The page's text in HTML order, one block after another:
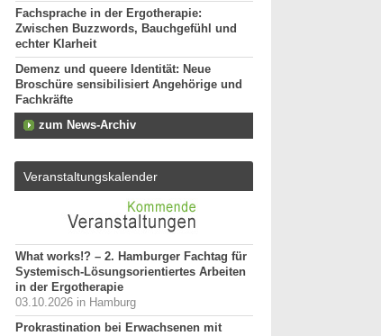
Fachsprache in der Ergotherapie:
Zwischen Buzzwords, Bauchgefühl und
echter Klarheit
Demenz und queere Identität: Neue
Broschüre sensibilisiert Angehörige und
Fachkräfte
zum News-Archiv
Veranstaltungskalender
What works!? – 2. Hamburger Fachtag für
Systemisch-Lösungsorientiertes Arbeiten
in der Ergotherapie
03.10.2026 in Hamburg
Prokrastination bei Erwachsenen mit